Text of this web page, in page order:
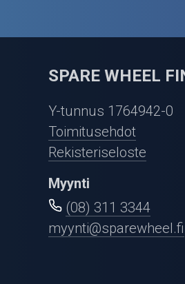
SPARE WHEEL
Y-tunnus 1764942-0
Toimitusehdot
Rekisteriseloste
Myynti
(08) 311 3344
myynti@sparewheel.fi